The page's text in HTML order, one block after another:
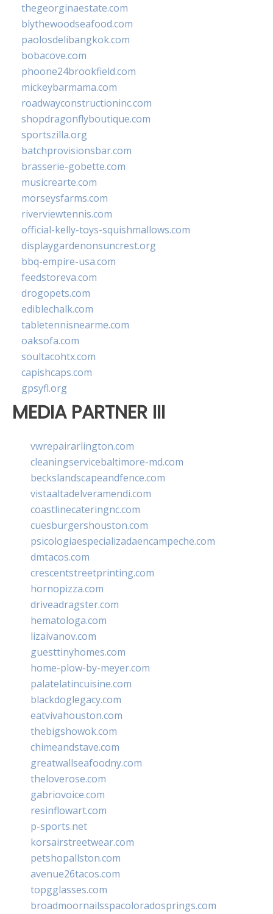
thegeorginaestate.com
blythewoodseafood.com
paolosdelibangkok.com
bobacove.com
phoone24brookfield.com
mickeybarmama.com
roadwayconstructioninc.com
shopdragonflyboutique.com
sportszilla.org
batchprovisionsbar.com
brasserie-gobette.com
musicrearte.com
morseysfarms.com
riverviewtennis.com
official-kelly-toys-squishmallows.com
displaygardenonsuncrest.org
bbq-empire-usa.com
feedstoreva.com
drogopets.com
ediblechalk.com
tabletennisnearme.com
oaksofa.com
soultacohtx.com
capishcaps.com
gpsyfl.org
MEDIA PARTNER III
vwrepairarlington.com
cleaningservicebaltimore-md.com
beckslandscapeandfence.com
vistaaltadelveramendi.com
coastlinecateringnc.com
cuesburgershouston.com
psicologiaespecializadaencampeche.com
dmtacos.com
crescentstreetprinting.com
hornopizza.com
driveadragster.com
hematologa.com
lizaivanov.com
guesttinyhomes.com
home-plow-by-meyer.com
palatelatincuisine.com
blackdoglegacy.com
eatvivahouston.com
thebigshowok.com
chimeandstave.com
greatwallseafoodny.com
theloverose.com
gabriovoice.com
resinflowart.com
p-sports.net
korsairstreetwear.com
petshopallston.com
avenue26tacos.com
topgglasses.com
broadmoornailsspacoloradosprings.com